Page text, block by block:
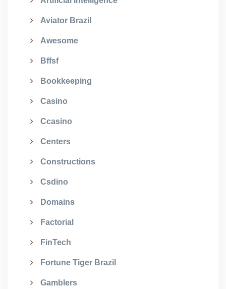
Aviator Brazil
Awesome
Bffsf
Bookkeeping
Casino
Ccasino
Centers
Constructions
Csdino
Domains
Factorial
FinTech
Fortune Tiger Brazil
Gamblers